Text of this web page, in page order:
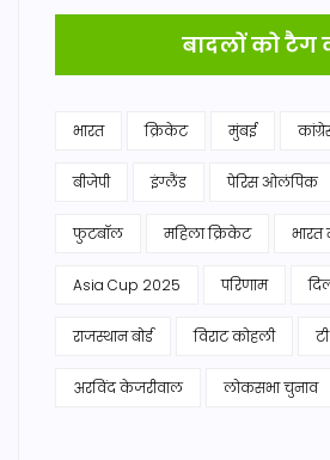
बादलों को टैग
भारत क्रिकेट मुंबई
बीजेपी इंग्लैंड पेरिस ओलंपिक
फुटबॉल महिला क्रिकेट भारत
Asia Cup 2025 परिणाम
राजस्थान बोर्ड विराट कोहली
अरविंद केजरीवाल लोकसभा चुनाव